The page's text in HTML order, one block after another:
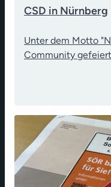
CSD in Nürnberg
Unter dem Motto
Community